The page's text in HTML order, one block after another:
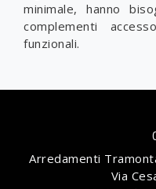
minimale, hanno
complementi
funzionali.
Arredamenti
Via